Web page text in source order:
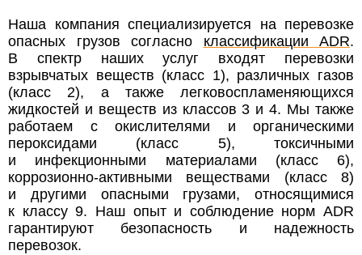
Наша компания специализируется на перевозке
опасных грузов согласно классификации ADR.
В спектр наших услуг входят перевозки
взрывчатых веществ (класс 1), различных газов
(класс 2), а также легковоспламеняющихся
жидкостей и веществ из классов 3 и 4. Мы также
работаем с окислителями и органическими
пероксидами (класс 5), токсичными
и инфекционными материалами (класс 6),
коррозионно-активными веществами (класс 8)
и другими опасными грузами, относящимися
к классу 9. Наш опыт и соблюдение норм ADR
гарантируют безопасность и надежность
перевозок.